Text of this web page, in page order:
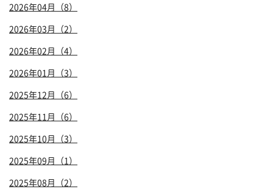
2026年04月（8）
2026年03月（2）
2026年02月（4）
2026年01月（3）
2025年12月（6）
2025年11月（6）
2025年10月（3）
2025年09月（1）
2025年08月（2）